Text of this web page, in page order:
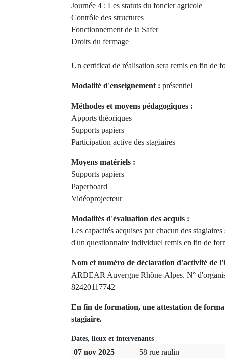
Journée 4 : Les statuts du foncier agricole
Contrôle des structures
Fonctionnement de la Safer
Droits du fermage
Un certificat de réalisation sera remis en fin de
Modalité d'enseignement : présentiel
Méthodes et moyens pédagogiques :
Apports théoriques
Supports papiers
Participation active des stagiaires
Moyens matériels :
Supports papiers
Paperboard
Vidéoprojecteur
Modalités d'évaluation des acquis :
Les capacités acquises par chacun des
d'un questionnaire individuel remis en fin de
Nom et numéro de déclaration d'activité de
ARDEAR Auvergne Rhône-Alpes. N°
82420117742
En fin de formation, une attestation de
stagiaire.
Dates, lieux et intervenants
07 nov 2025
58 rue raulin